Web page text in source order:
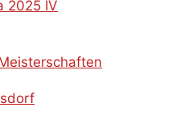
2025 IV